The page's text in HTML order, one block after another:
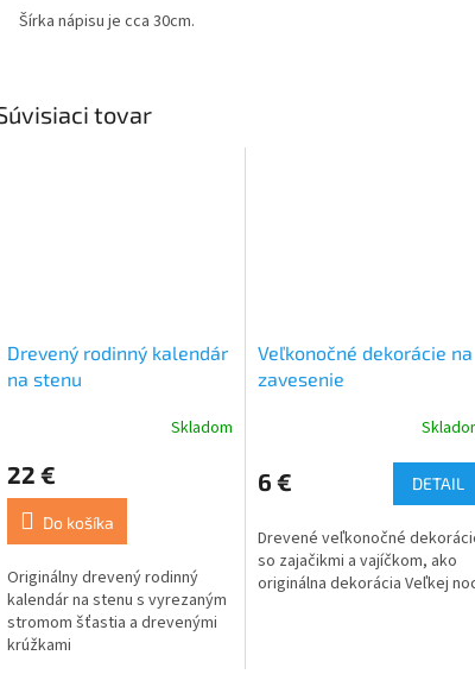
Šírka nápisu je cca 30cm.
tovar
Drevený rodinný kalendár
na stenu
Skladom
22 €
Do košíka
Originálny drevený rodinný
kalendár na stenu s vyrezaným
stromom šťastia a drevenými
krúžkami
Veľkonočné dekorácie na
zavesenie
6 € DETAIL
Drevené veľkonočné
so zajačikmi a vajíčkom, ako
originálna dekorácia Veľkej